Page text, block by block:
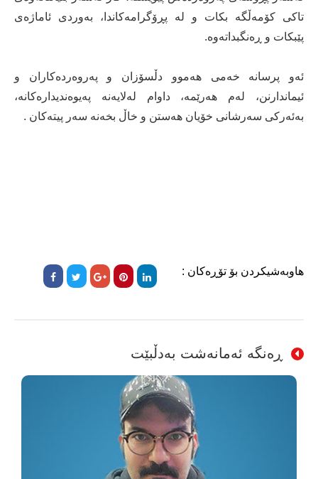
تاكی‌ كۆمه‌ڵگه‌ بكات و له‌ پڕۆگرامه‌كاندا، به‌وردی‌ ئاماژه‌ی‌
پێبكات و ڕەنگبداته‌وه‌.
ئه‌و پرسانه‌ خه‌می‌ هه‌موو دڵسۆزان و په‌روه‌رده‌كاران و
ئیماندارنن، له‌م هه‌رێمه‌، داوام له‌لایه‌نه‌ په‌یوه‌ندیداره‌كانه‌،
به‌ئه‌ركی‌ سه‌رشانی‌ خۆیان هه‌ستن و خاڵ بخه‌نه‌ سه‌ر پیته‌كان .
هاوبەشیکردن بۆ تۆڕەکان :
ڕەنگە ئەمانەشت بەدڵبێت